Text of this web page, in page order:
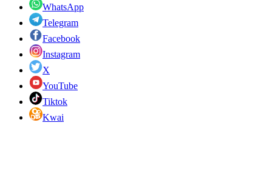
WhatsApp
Telegram
Facebook
Instagram
X
YouTube
Tiktok
Kwai